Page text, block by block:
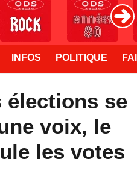
INFOS POLITIQUE
se
voix, le
les votes